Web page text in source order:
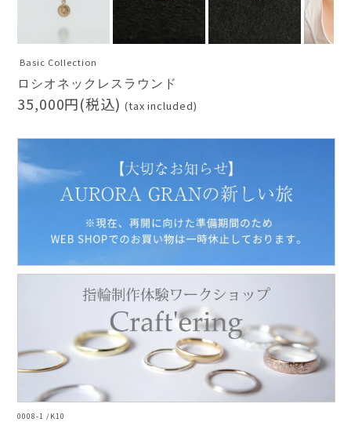
Basic Collection
ロシオネックレスラウンド
35,000円(税込) (tax included)
0008-1 /K10
AURORA GRAN
AURORA GRAN BRIDAL
NARGARORUA